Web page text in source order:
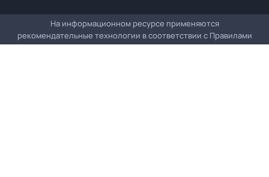
На информационном ресурсе применяются
рекомендательные технологии в соответствии с Правилами